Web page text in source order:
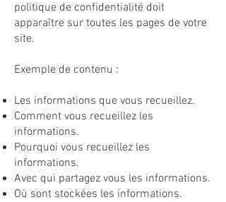
politique de confidentialité doit
apparaître sur toutes les pages de votre
site.
Exemple de contenu :
Les informations que vous recueillez.
Comment vous recueillez les
informations.
Pourquoi vous recueillez les
informations.
Avec qui partagez vous les informations.
Où sont stockées les informations.